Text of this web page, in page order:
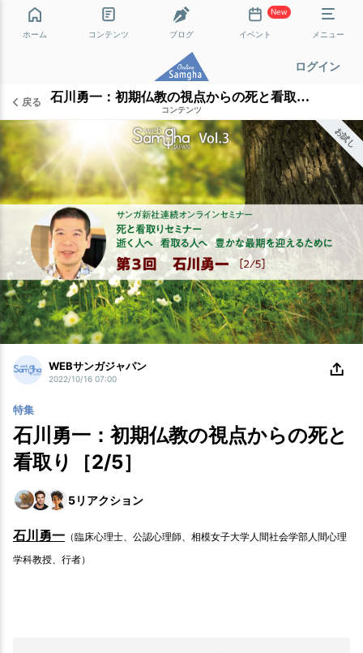
ホーム コンテンツ ブログ
New
イベント メニュー
ログイン
戻る 石川勇一：初期仏教の視点からの死と看取り［2/5］
コンテンツ
お試し
WEBサンガジャパン
2022/10/16 07:00
特集
石川勇一：初期仏教の視点からの死と
看取り［2/5］
5リアクション
石川勇一 （臨床心理士、公認心理師、相模女子大学人間社会学部人間心理
学科教授、行者）